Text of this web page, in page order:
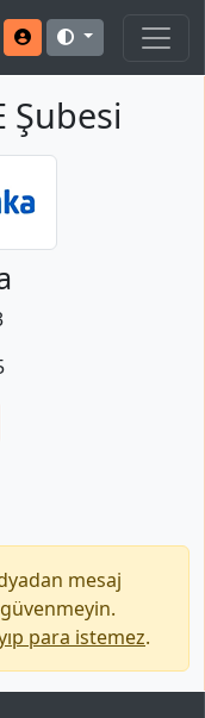
Şubesi
mesaj
para istemez.